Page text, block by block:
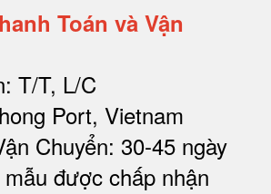
Toán và Vận
T/T, L/C
Port, Vietnam
Chuyển: 30-45 ngày
được chấp nhận